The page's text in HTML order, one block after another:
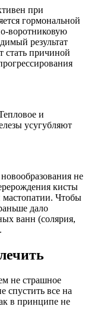
при
гормональной
воротниковую
результат
стать причиной
и
усугубляют
не
кисты
мастопатии. Чтобы
дало
ванн (солярия,
не страшное
спустить все на
в принципе не